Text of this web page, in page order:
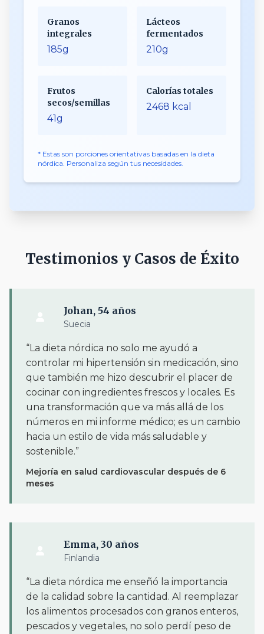
Granos
integrales
185g
Lácteos
fermentados
210g
Frutos
secos/semillas
41g
Calorías totales
2468 kcal
* Estas son porciones orientativas basadas en la dieta
nórdica. Personaliza según tus necesidades.
Testimonios y Casos de Éxito
Johan, 54 años
Suecia
“La dieta nórdica no solo me ayudó a
controlar mi hipertensión sin medicación, sino
que también me hizo descubrir el placer de
cocinar con ingredientes frescos y locales. Es
una transformación que va más allá de los
números en mi informe médico; es un cambio
hacia un estilo de vida más saludable y
sostenible.”
Mejoría en salud cardiovascular después de 6
meses
Emma, 30 años
Finlandia
“La dieta nórdica me enseñó la importancia
de la calidad sobre la cantidad. Al reemplazar
los alimentos procesados con granos enteros,
pescados y vegetales, no solo perdí peso de